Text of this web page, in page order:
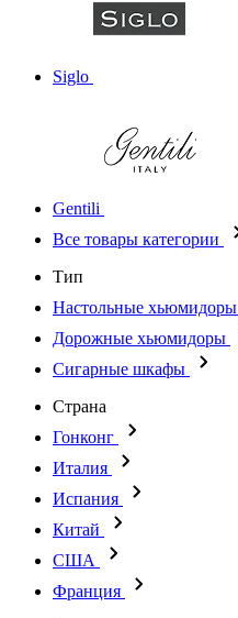
Siglo
Gentili
Все товары категории
Тип
Настольные хьюмидоры
Дорожные хьюмидоры
Сигарные шкафы
Страна
Гонконг
Италия
Испания
Китай
США
Франция